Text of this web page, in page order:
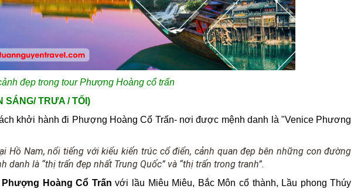
đẹp trong tour Phượng Hoàng cổ trấn
SÁNG/ TRƯA / TỐI)
khởi hành đi Phượng Hoàng Cổ Trấn- nơi được mệnh danh là "Venice Phương
Hồ Nam, nổi tiếng với kiểu kiến trúc cổ điển, cảnh quan đẹp bên những con đường
là “thị trấn đẹp nhất Trung Quốc” và “thị trấn trong tranh”.
Phượng Hoàng Cổ Trấnvới lầu Miêu Miêu, Bắc Môn cổ thành, Lầu phong Thúy